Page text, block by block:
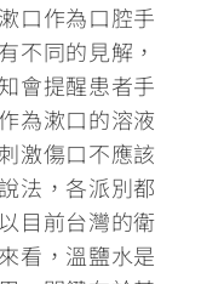
口作為口腔手
不同的見解，
會提醒患者手
為漱口的溶液
激傷口不應該
法，各派別都
目前台灣的衛
看， 溫鹽水是